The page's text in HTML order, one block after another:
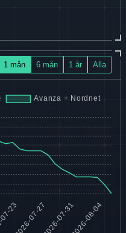
1 mån 6 mån 1 år Alla